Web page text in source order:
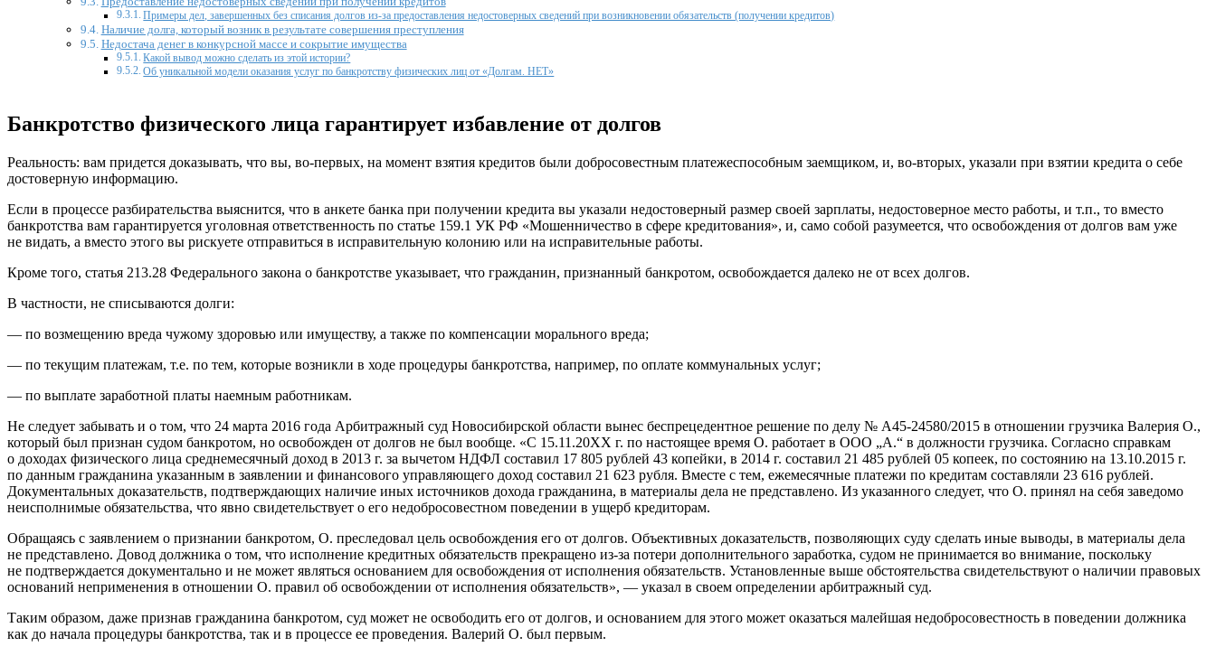
Примеры дел, завершенных без списания долгов из-за предоставления недостоверных сведений при возникновении обязательств (получении кредитов)
Наличие долга, который возник в результате совершения преступления
Недостача денег в конкурсной массе и сокрытие имущества
Какой вывод можно сделать из этой истории?
Об уникальной модели оказания услуг по банкротству физических лиц от «Долгам. НЕТ»
Банкротство физического лица гарантирует избавление от долгов
Реальность: вам придется доказывать, что вы, во-первых, на момент взятия кредитов были добросовестным платежеспособным заемщиком, и, во-вторых, указали при взятии кредита о себе
достоверную информацию.
Если в процессе разбирательства выяснится, что в анкете банка при получении кредита вы указали недостоверный размер своей зарплаты, недостоверное место работы, и т.п., то вместо
банкротства вам гарантируется уголовная ответственность по статье 159.1 УК РФ «Мошенничество в сфере кредитования», и, само собой разумеется, что освобождения от долгов вам уже
не видать, а вместо этого вы рискуете отправиться в исправительную колонию или на исправительные работы.
Кроме того, статья 213.28 Федерального закона о банкротстве указывает, что гражданин, признанный банкротом, освобождается далеко не от всех долгов.
В частности, не списываются долги:
— по возмещению вреда чужому здоровью или имуществу, а также по компенсации морального вреда;
— по текущим платежам, т.е. по тем, которые возникли в ходе процедуры банкротства, например, по оплате коммунальных услуг;
— по выплате заработной платы наемным работникам.
Не следует забывать и о том, что 24 марта 2016 года Арбитражный суд Новосибирской области вынес беспрецедентное решение по делу № А45-24580/2015 в отношении грузчика Валерия О.,
который был признан судом банкротом, но освобожден от долгов не был вообще. «С 15.11.20ХХ г. по настоящее время О. работает в ООО „А.“ в должности грузчика. Согласно справкам
о доходах физического лица среднемесячный доход в 2013 г. за вычетом НДФЛ составил 17 805 рублей 43 копейки, в 2014 г. составил 21 485 рублей 05 копеек, по состоянию на 13.10.2015 г.
по данным гражданина указанным в заявлении и финансового управляющего доход составил 21 623 рубля. Вместе с тем, ежемесячные платежи по кредитам составляли 23 616 рублей.
Документальных доказательств, подтверждающих наличие иных источников дохода гражданина, в материалы дела не представлено. Из указанного следует, что О. принял на себя заведомо
неисполнимые обязательства, что явно свидетельствует о его недобросовестном поведении в ущерб кредиторам.
Обращаясь с заявлением о признании банкротом, О. преследовал цель освобождения его от долгов. Объективных доказательств, позволяющих суду сделать иные выводы, в материалы дела
не представлено. Довод должника о том, что исполнение кредитных обязательств прекращено из-за потери дополнительного заработка, судом не принимается во внимание, поскольку
не подтверждается документально и не может являться основанием для освобождения от исполнения обязательств. Установленные выше обстоятельства свидетельствуют о наличии правовых
оснований неприменения в отношении О. правил об освобождении от исполнения обязательств», — указал в своем определении арбитражный суд.
Таким образом, даже признав гражданина банкротом, суд может не освободить его от долгов, и основанием для этого может оказаться малейшая недобросовестность в поведении должника
как до начала процедуры банкротства, так и в процессе ее проведения. Валерий О. был первым.